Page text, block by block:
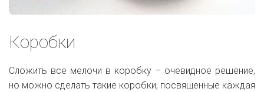
Коробки
Сложить все мелочи в коробку – очевидное решение,
но можно сделать такие коробки, посвященные каждая